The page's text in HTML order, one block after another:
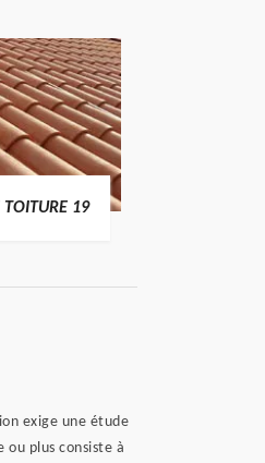
TOITURE 19
exige une étude
plus consiste à